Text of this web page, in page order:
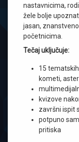
nastavnicima,
žele bolje
jasan,
početnicima.
Tečaj uključuje:
15
kometi,
kvizove
završni ispit
potpuno
pritiska